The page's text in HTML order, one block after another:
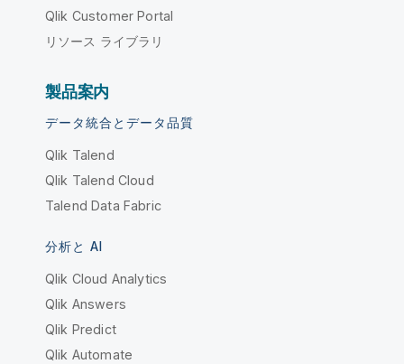
Qlik Customer Portal
リソース ライブラリ
製品案内
データ統合とデータ品質
Qlik Talend
Qlik Talend Cloud
Talend Data Fabric
分析と AI
Qlik Cloud Analytics
Qlik Answers
Qlik Predict
Qlik Automate